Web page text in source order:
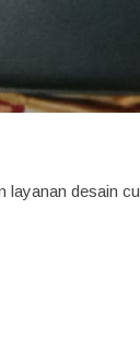
layanan desain